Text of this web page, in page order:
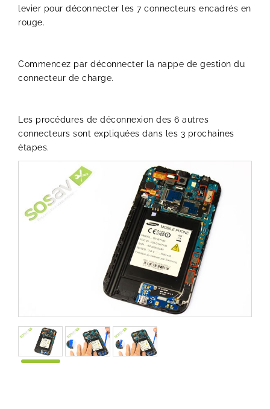
levier pour déconnecter les 7 connecteurs encadrés en
rouge.
Commencez par déconnecter la nappe de gestion du
connecteur de charge.
Les procédures de déconnexion des 6 autres
connecteurs sont expliquées dans les 3 prochaines
étapes.